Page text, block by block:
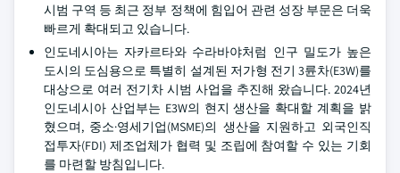
시범 구역 등 최근 정부 정책에 힘입어 관련 성장 부문은 더욱
빠르게 확대되고 있습니다.
인도네시아는 자카르타와 수라바야처럼 인구 밀도가 높은
도시의 도심용으로 특별히 설계된 저가형 전기 3륜차(E3W)를
대상으로 여러 전기차 시범 사업을 추진해 왔습니다. 2024년
인도네시아 산업부는 E3W의 현지 생산을 확대할 계획을 밝
혔으며, 중소·영세기업(MSME)의 생산을 지원하고 외국인직
접투자(FDI) 제조업체가 협력 및 조립에 참여할 수 있는 기회
를 마련할 방침입니다.